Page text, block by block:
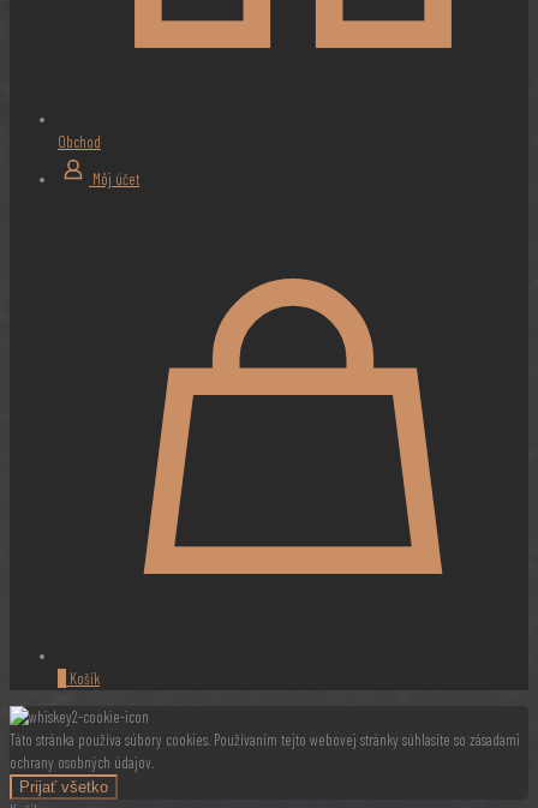
Obchod
Môj účet
Košík
Táto stránka používa súbory cookies. Používaním tejto webovej stránky súhlasíte so zásadami
ochrany osobných údajov.
Prijať všetko